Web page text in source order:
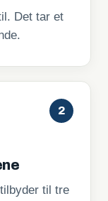
Det tar et
2
til tre